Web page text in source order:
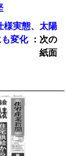
様実態、太陽
変化：次の
紙面